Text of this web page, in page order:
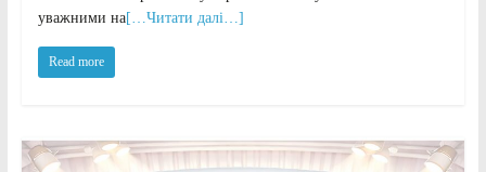
уважними на[…Читати далі…]
Read more